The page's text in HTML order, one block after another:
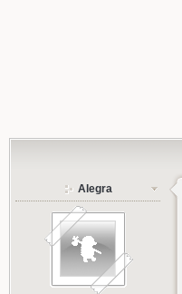
Alegra